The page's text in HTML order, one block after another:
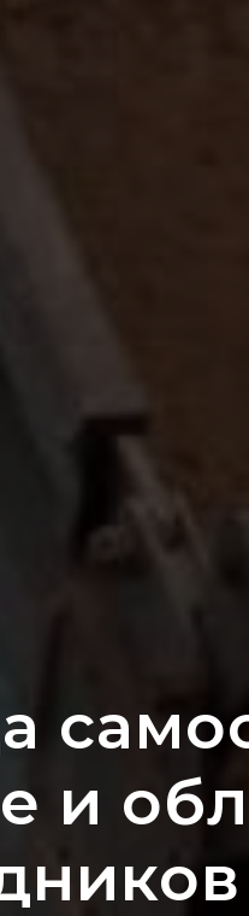
и